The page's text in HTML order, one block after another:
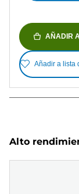
AÑADIR
Añadir a lista
Alto